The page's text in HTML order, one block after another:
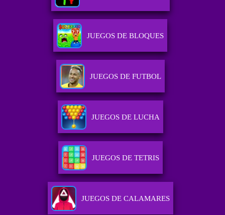
JUEGOS DE BLOQUES
JUEGOS DE FUTBOL
JUEGOS DE LUCHA
JUEGOS DE TETRIS
JUEGOS DE CALAMARES